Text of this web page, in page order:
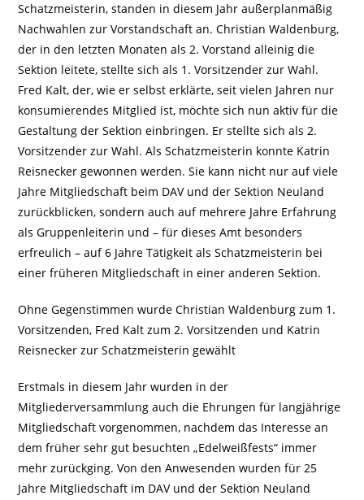
Schatzmeisterin, standen in diesem Jahr außerplanmäßig
Nachwahlen zur Vorstandschaft an. Christian Waldenburg,
der in den letzten Monaten als 2. Vorstand alleinig die
Sektion leitete, stellte sich als 1. Vorsitzender zur Wahl.
Fred Kalt, der, wie er selbst erklärte, seit vielen Jahren nur
konsumierendes Mitglied ist, möchte sich nun aktiv für die
Gestaltung der Sektion einbringen. Er stellte sich als 2.
Vorsitzender zur Wahl. Als Schatzmeisterin konnte Katrin
Reisnecker gewonnen werden. Sie kann nicht nur auf viele
Jahre Mitgliedschaft beim DAV und der Sektion Neuland
zurückblicken, sondern auch auf mehrere Jahre Erfahrung
als Gruppenleiterin und – für dieses Amt besonders
erfreulich – auf 6 Jahre Tätigkeit als Schatzmeisterin bei
einer früheren Mitgliedschaft in einer anderen Sektion.
Ohne Gegenstimmen wurde Christian Waldenburg zum 1.
Vorsitzenden, Fred Kalt zum 2. Vorsitzenden und Katrin
Reisnecker zur Schatzmeisterin gewählt
Erstmals in diesem Jahr wurden in der
Mitgliederversammlung auch die Ehrungen für langjährige
Mitgliedschaft vorgenommen, nachdem das Interesse an
dem früher sehr gut besuchten „Edelweißfests“ immer
mehr zurückging. Von den Anwesenden wurden für 25
Jahre Mitgliedschaft im DAV und der Sektion Neuland